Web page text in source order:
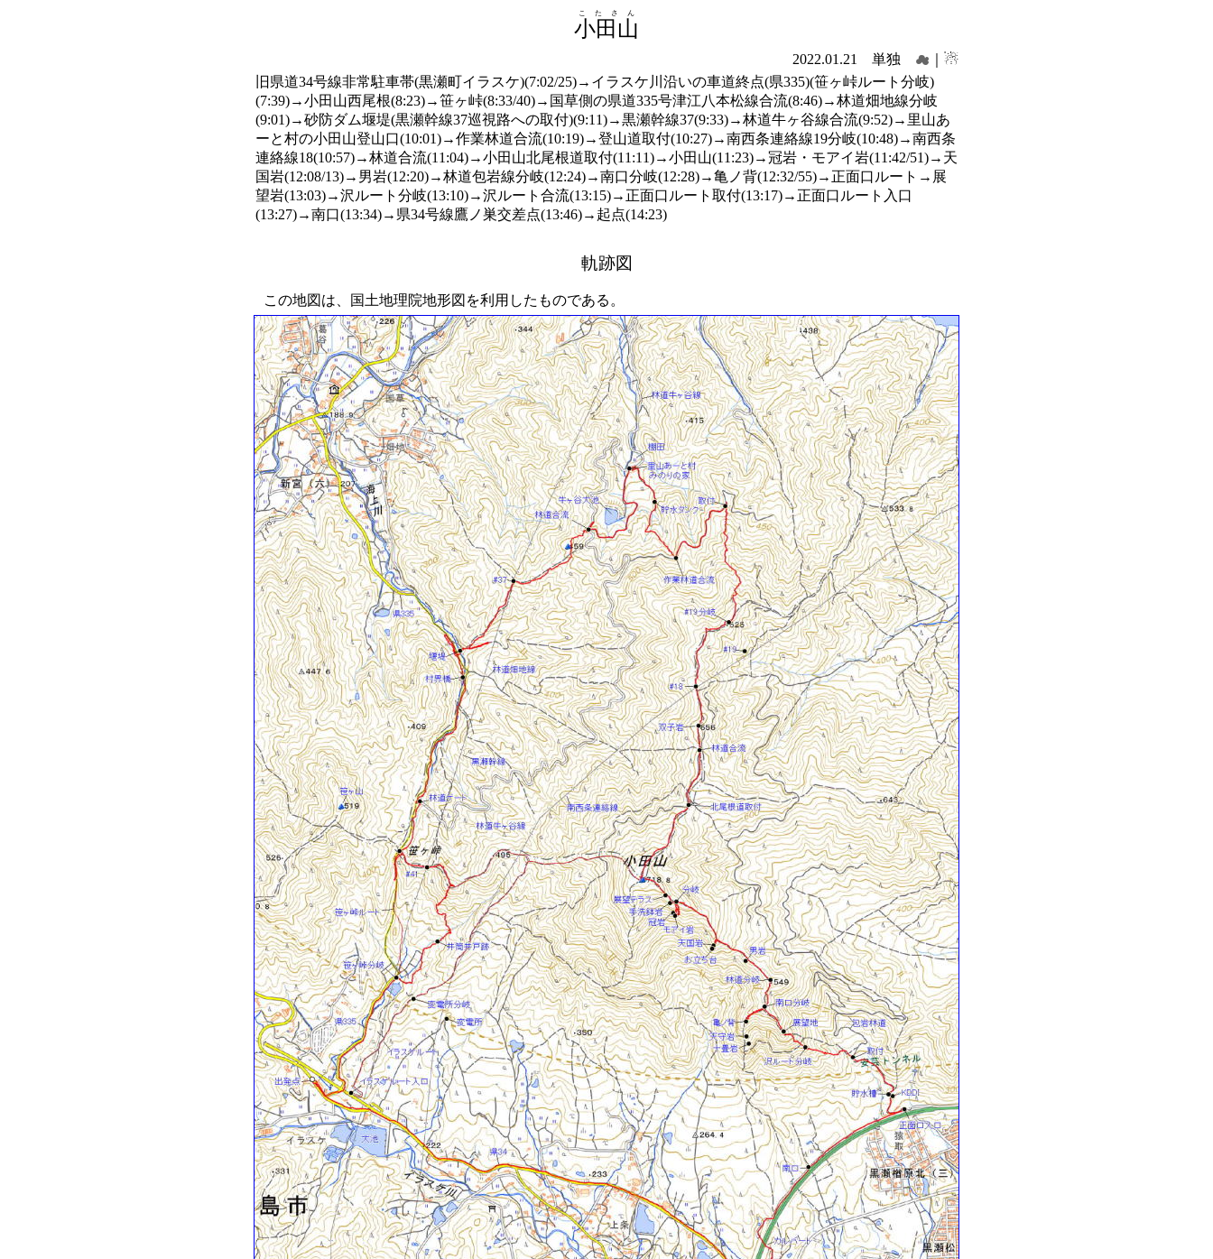
小田山
こたさん
2022.01.21 単独 ☁ ｜☃
旧県道34号線非常駐車帯(黒瀬町イラスケ)(7:02/25)→イラスケ川沿いの車道終点(県335)(笹ヶ峠ルート分岐)
(7:39)→小田山西尾根(8:23)→笹ヶ峠(8:33/40)→国草側の県道335号津江八本松線合流(8:46)→林道畑地線分岐
(9:01)→砂防ダム堰堤(黒瀬幹線37巡視路への取付)(9:11)→黒瀬幹線37(9:33)→林道牛ヶ谷線合流(9:52)→里山あ
ーと村の小田山登山口(10:01)→作業林道合流(10:19)→登山道取付(10:27)→南西条連絡線19分岐(10:48)→南西条
連絡線18(10:57)→林道合流(11:04)→小田山北尾根道取付(11:11)→小田山(11:23)→冠岩・モアイ岩(11:42/51)→天
国岩(12:08/13)→男岩(12:20)→林道包岩線分岐(12:24)→南口分岐(12:28)→亀ノ背(12:32/55)→正面口ルート→展
望岩(13:03)→沢ルート分岐(13:10)→沢ルート合流(13:15)→正面口ルート取付(13:17)→正面口ルート入口
(13:27)→南口(13:34)→県34号線鷹ノ巣交差点(13:46)→起点(14:23)
軌跡図
この地図は、国土地理院地形図を利用したものである。